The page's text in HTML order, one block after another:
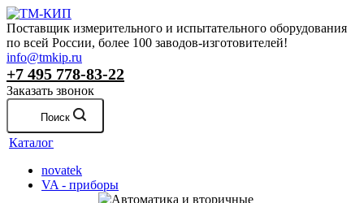
Поставщик измерительного и испытательного оборудования
по всей России, более 100 заводов-изготовителей!
info@tmkip.ru
+7 495 778-83-22
Заказать звонок
Поиск
Каталог
novatek
VA - приборы